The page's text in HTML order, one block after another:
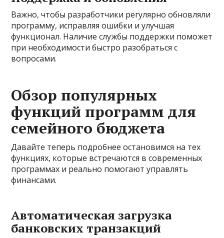
Важно, чтобы разработчики регулярно обновляли
программу, исправляя ошибки и улучшая
функционал. Наличие службы поддержки поможет
при необходимости быстро разобраться с
вопросами.
Обзор популярных
функций программ для
семейного бюджета
Давайте теперь подробнее остановимся на тех
функциях, которые встречаются в современных
программах и реально помогают управлять
финансами.
Автоматическая загрузка
банковских транзакций